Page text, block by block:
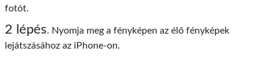
fotót.
2 lépés. Nyomja meg a fényképen az élő fényképek
lejátszásához az iPhone-on.